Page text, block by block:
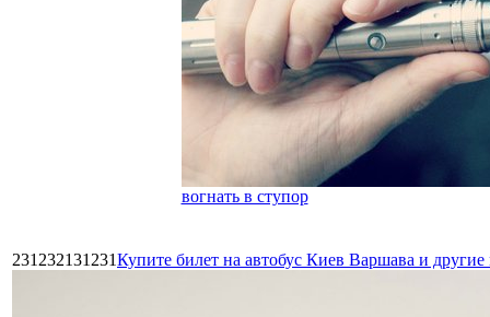
вогнать в ступор
231232131231Купите билет на автобус Киев Варшава и